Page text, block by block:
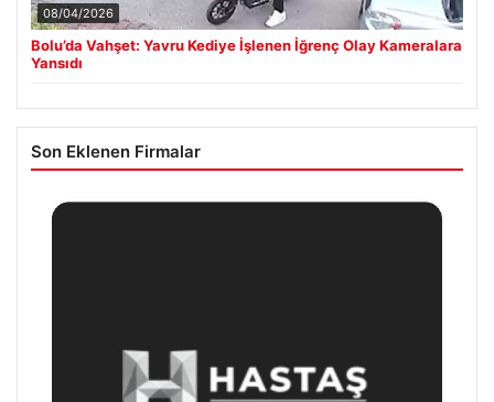
08/04/2026
Bolu’da Vahşet: Yavru Kediye İşlenen İğrenç Olay Kameralara
Yansıdı
Son Eklenen Firmalar